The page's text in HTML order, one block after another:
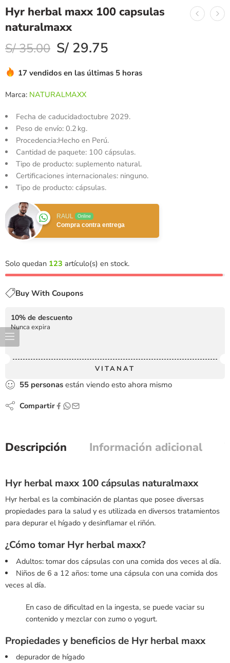
Hyr herbal maxx 100 capsulas
naturalmaxx
S/35.00 S/ 29.75
17 vendidos en las últimas 5 horas
Marca: NATURALMAXX
Fecha de caducidad:octubre 2029.
Peso de envío:0.2 kg.
Procedencia:Hecho en Perú.
Cantidad de paquete: 100 cápsulas.
Tipo de producto: suplemento natural.
Certificaciones internacionales: ninguno.
Tipo de producto: cápsulas.
RAUL Online
Compra contra entrega
Solo quedan 123 artículo(s) en stock.
Buy With Coupons
10% de descuento
Nunca expira
VITANAT
55 personas están viendo esto ahora mismo
Compartir
Descripción Información adicional
Hyr herbal maxx 100 cápsulas naturalmaxx
Hyr herbal es la combinación de plantas que posee diversas
propiedades para la salud y es utilizada en diversos tratamientos
para depurar el hígado y desinflamar el riñón.
¿Cómo tomar Hyr herbal maxx?
Adultos: tomar dos cápsulas con una comida dos veces al día.
Niños de 6 a 12 años: tome una cápsula con una comida dos
veces al día.
En caso de dificultad en la ingesta, se puede vaciar su
contenido y mezclar con zumo o yogurt.
Propiedades y beneficios de Hyr herbal maxx
depurador de hígado